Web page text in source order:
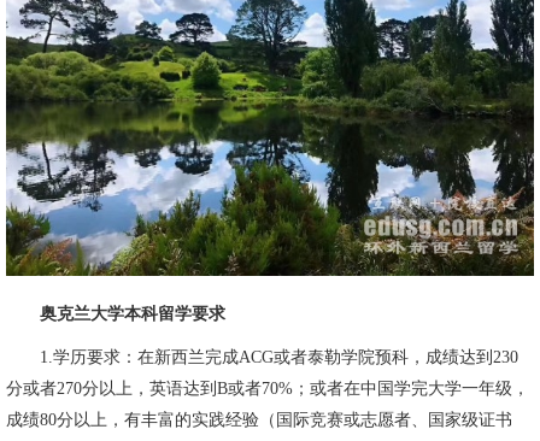
奥克兰大学本科留学要求
1.学历要求：在新西兰完成ACG或者泰勒学院预科，成绩达到230
分或者270分以上，英语达到B或者70%；或者在中国学完大学一年级，
成绩80分以上，有丰富的实践经验（国际竞赛或志愿者、国家级证书